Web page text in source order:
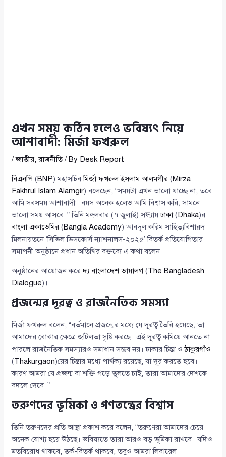
এখন সময় কঠিন হলেও ভবিষ্যৎ নিয়ে
আশাবাদী: মির্জা ফখরুল
/জাতীয়,রাজনীতি/ By Desk Report
বিএনপি (BNP) মহাসচিবমির্জা ফখরুল ইসলাম আলমগীর (Mirza
Fakhrul Islam Alamgir) বলেছেন, “সময়টা এখন ভালো যাচ্ছে না, তবে
আমি সবসময় আশাবাদী। বয়স অনেক হলেও আমি বিশ্বাস করি, সামনে
ভালো সময় আসবে।” তিনি মঙ্গলবার (৭ জুলাই) সন্ধ্যায়ঢাকা( Dhaka)র
বাংলা একাডেমির (Bangla Academy) আবদুল করিম সাহিত্যবিশারদ
মিলনায়তনে ‘সিভিল ডিসকোর্স ন্যাশনালস-২০২৫’ বিতর্ক প্রতিযোগিতার
সমাপনী অনুষ্ঠানে প্রধান অতিথির বক্তব্যে এ কথা বলেন।
অনুষ্ঠানের আয়োজন করেদ্য বাংলাদেশ ডায়ালগ(The Bangladesh
Dialogue)।
প্রজন্মের দূরত্ব ও রাজনৈতিক সমস্যা
মির্জা ফখরুল বলেন, “বর্তমানে প্রজন্মের মধ্যে যে দূরত্ব তৈরি হয়েছে, তা
আমাদের বোঝার ক্ষেত্রে জটিলতা সৃষ্টি করছে। এই দূরত্ব কমিয়ে আনতে না
পারলে রাজনৈতিক সমস্যারও সমাধান সম্ভব নয়। ঢাকার চিন্তা ওঠাকুরগাঁও
(Thakurgaon)য়ের চিন্তার মধ্যে পার্থক্য রয়েছে, যা দূর করতে হবে।
কারণ আমরা যে প্রজন্ম বা শক্তি গড়ে তুলতে চাই, তারা আমাদের দেশকে
বদলে দেবে।”
তরুণদের ভূমিকা ও গণতন্ত্রের বিশ্বাস
তিনি তরুণদের প্রতি আস্থা প্রকাশ করে বলেন, “তরুণেরা আমাদের চেয়ে
অনেক যোগ্য হয়ে উঠছে। ভবিষ্যতে তারা আরও বড় ভূমিকা রাখবে। যদিও
মতবিরোধ থাকবে, তর্ক-বিতর্ক থাকবে, তবুও আমরা লিবারেল